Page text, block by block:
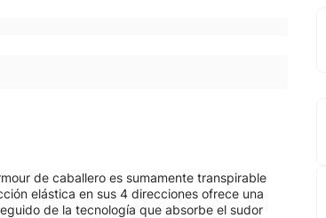
de caballero es sumamente transpirable
elástica en sus 4 direcciones ofrece una
de la tecnología que absorbe el sudor